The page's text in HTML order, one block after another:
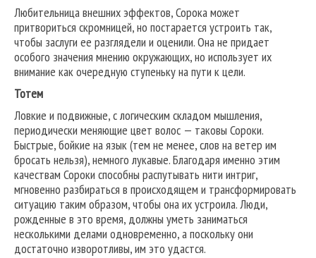
Любительница внешних эффектов, Сорока может
притвориться скромницей, но постарается устроить так,
чтобы заслуги ее разглядели и оценили. Она не придает
особого значения мнению окружающих, но использует их
внимание как очередную ступеньку на пути к цели.
Тотем
Ловкие и подвижные, с логическим складом мышления,
периодически меняющие цвет волос — таковы Сороки.
Быстрые, бойкие на язык (тем не менее, слов на ветер им
бросать нельзя), немного лукавые. Благодаря именно этим
качествам Сороки способны распутывать нити интриг,
мгновенно разбираться в происходящем и трансформировать
ситуацию таким образом, чтобы она их устроила. Люди,
рожденные в это время, должны уметь заниматься
несколькими делами одновременно, а поскольку они
достаточно изворотливы, им это удастся.